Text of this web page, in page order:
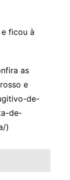
ficou à
as
e
de-
de-
)